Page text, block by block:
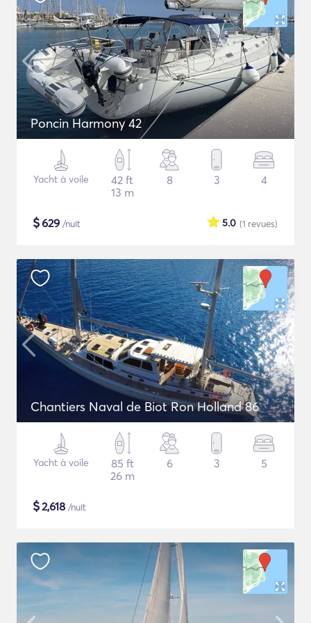
Poncin Harmony 42
Yacht à voile
42 ft
13 m
8 3 4
$629 /nuit (1 revues)
5.0
Chantiers Naval de Biot Ron Holland 86
Yacht à voile
85 ft
26 m
6 3 5
$2,618 /nuit